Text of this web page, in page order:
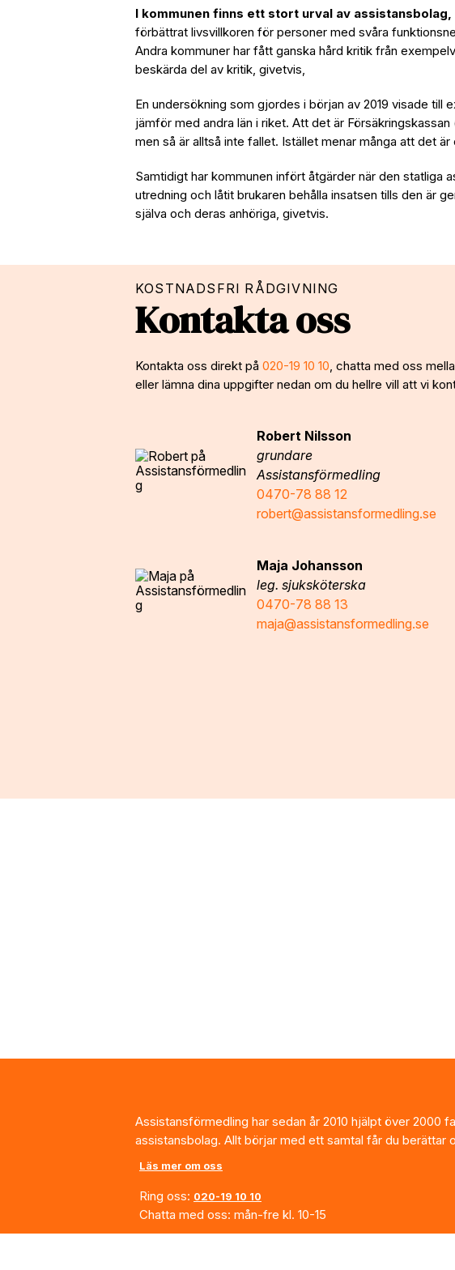
I kommunen finns ett stort urval av
förbättrat livsvillkoren för personer med svåra
Andra kommuner har fått ganska hård kritik från
beskärda del av kritik, givetvis,
En undersökning som gjordes i början av 2019 visade
jämför med andra län i riket. Att det är
men så är alltså inte fallet. Istället menar många att det
Samtidigt har kommunen infört åtgärder när den statliga
utredning och låtit brukaren behålla insatsen tills den är
själva och deras anhöriga, givetvis.
KOSTNADSFRI RÅDGIVNING
Kontakta oss
Kontakta oss direkt på 020-19 10 10 , chatta med oss
eller lämna dina uppgifter nedan om du hellre vill att vi
Robert Nilsson
grundare
Assistansförmedling
0470-78 88 12
robert@assistansformedling.se
Maja Johansson
leg. sjuksköterska
0470-78 88 13
maja@assistansformedling.se
Assistansförmedling har sedan år 2010 hjälpt över 2000
assistansbolag. Allt börjar med ett samtal får du berättar
Läs mer om oss
Ring oss: 020-19 10 10
Chatta med oss: mån-fre kl. 10-15